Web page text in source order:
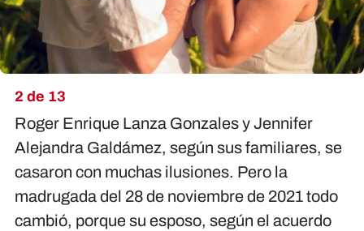
2 de 13
Roger Enrique Lanza Gonzales y Jennifer
Alejandra Galdámez, según sus familiares, se
casaron con muchas ilusiones. Pero la
madrugada del 28 de noviembre de 2021 todo
cambió, porque su esposo, según el acuerdo